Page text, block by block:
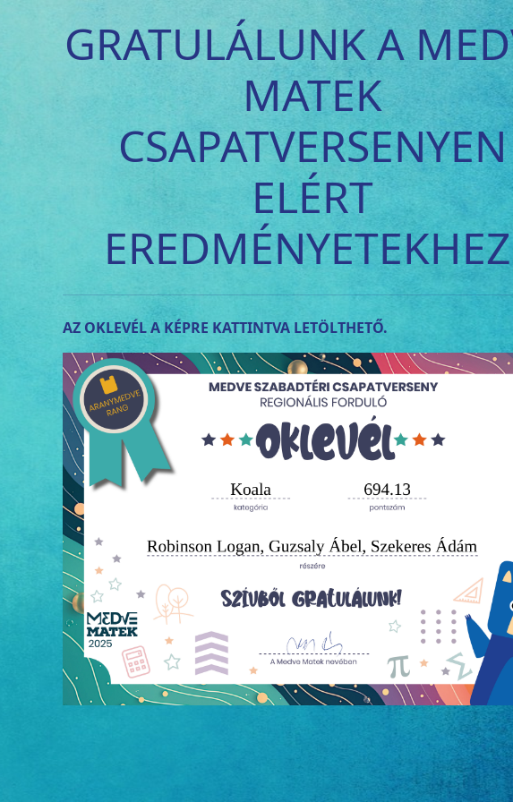
GRATULÁLUNK A
MATEK
CSAPATVERSENYEN
ELÉRT
AZ OKLEVÉL A KÉPRE KATTINTVA LETÖLTHETŐ.